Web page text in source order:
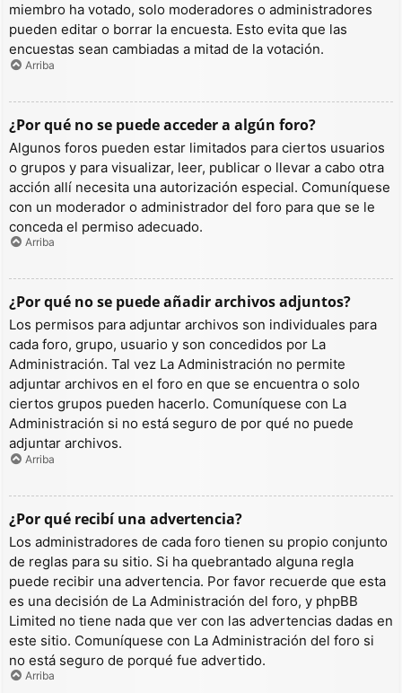
miembro ha votado, solo moderadores o administradores
pueden editar o borrar la encuesta. Esto evita que las
encuestas sean cambiadas a mitad de la votación.
Arriba
¿Por qué no se puede acceder a algún foro?
Algunos foros pueden estar limitados para ciertos usuarios
o grupos y para visualizar, leer, publicar o llevar a cabo otra
acción allí necesita una autorización especial. Comuníquese
con un moderador o administrador del foro para que se le
conceda el permiso adecuado.
Arriba
¿Por qué no se puede añadir archivos adjuntos?
Los permisos para adjuntar archivos son individuales para
cada foro, grupo, usuario y son concedidos por La
Administración. Tal vez La Administración no permite
adjuntar archivos en el foro en que se encuentra o solo
ciertos grupos pueden hacerlo. Comuníquese con La
Administración si no está seguro de por qué no puede
adjuntar archivos.
Arriba
¿Por qué recibí una advertencia?
Los administradores de cada foro tienen su propio conjunto
de reglas para su sitio. Si ha quebrantado alguna regla
puede recibir una advertencia. Por favor recuerde que esta
es una decisión de La Administración del foro, y phpBB
Limited no tiene nada que ver con las advertencias dadas en
este sitio. Comuníquese con La Administración del foro si
no está seguro de porqué fue advertido.
Arriba